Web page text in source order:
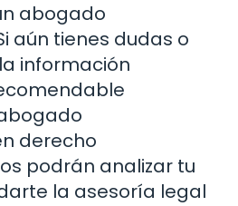
abogado
aún tienes dudas o
información
derecho
podrán analizar tu
la asesoría legal